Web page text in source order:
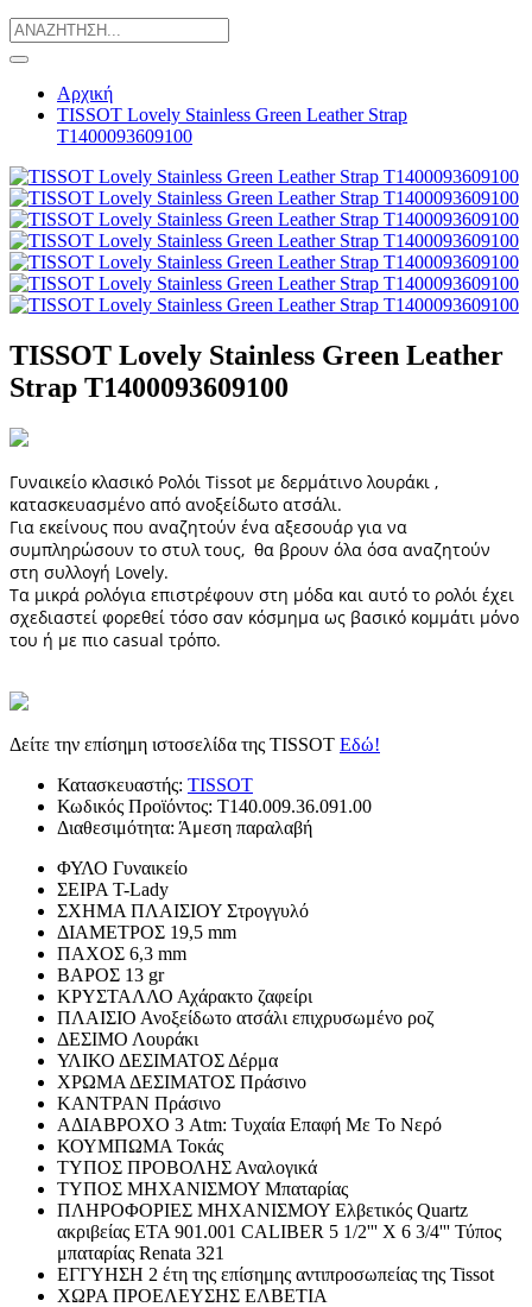
Αρχική
TISSOT Lovely Stainless Green Leather Strap
T1400093609100
TISSOT Lovely Stainless Green Leather
Strap T1400093609100
Γυναικείο κλασικό Ρολόι Tissot με δερμάτινο λουράκι ,
κατασκευασμένο από ανοξείδωτο ατσάλι.
Για εκείνους που αναζητούν ένα αξεσουάρ για να
συμπληρώσουν το στυλ τους, θα βρουν όλα όσα αναζητούν
στη συλλογή Lovely.
Τα μικρά ρολόγια επιστρέφουν στη μόδα και αυτό το ρολόι έχει
σχεδιαστεί φορεθεί τόσο σαν κόσμημα ως βασικό κομμάτι μόνο
του ή με πιο casual τρόπο.
Δείτε την επίσημη ιστοσελίδα της TISSOT Εδώ!
Κατασκευαστής: TISSOT
Κωδικός Προϊόντος: T140.009.36.091.00
Διαθεσιμότητα: Άμεση παραλαβή
ΦΥΛΟ Γυναικείο
ΣΕΙΡΑ T-Lady
ΣΧΗΜΑ ΠΛΑΙΣΙΟΥ Στρογγυλό
ΔΙΑΜΕΤΡΟΣ 19,5 mm
ΠΑΧΟΣ 6,3 mm
ΒΑΡΟΣ 13 gr
ΚΡΥΣΤΑΛΛΟ Αχάρακτο ζαφείρι
ΠΛΑΙΣΙΟ Ανοξείδωτο ατσάλι επιχρυσωμένο ροζ
ΔΕΣΙΜΟ Λουράκι
ΥΛΙΚΟ ΔΕΣΙΜΑΤΟΣ Δέρμα
ΧΡΩΜΑ ΔΕΣΙΜΑΤΟΣ Πράσινο
ΚΑΝΤΡΑΝ Πράσινο
ΑΔΙΑΒΡΟΧΟ 3 Atm: Τυχαία Επαφή Με Το Νερό
ΚΟΥΜΠΩΜΑ Τοκάς
ΤΥΠΟΣ ΠΡΟΒΟΛΗΣ Αναλογικά
ΤΥΠΟΣ ΜΗΧΑΝΙΣΜΟΥ Μπαταρίας
ΠΛΗΡΟΦΟΡΙΕΣ ΜΗΧΑΝΙΣΜΟΥ Ελβετικός Quartz
ακριβείας ETA 901.001 CALIBER 5 1/2''' X 6 3/4''' Τύπος
μπαταρίας Renata 321
ΕΓΓΥΗΣΗ 2 έτη της επίσημης αντιπροσωπείας της Tissot
ΧΩΡΑ ΠΡΟΕΛΕΥΣΗΣ ΕΛΒΕΤΙΑ